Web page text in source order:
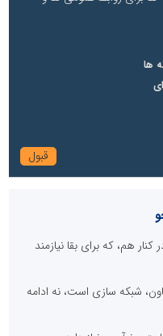
ها
هم، که برای بقا نیازمند
شبکه سازی است، نه ادامه